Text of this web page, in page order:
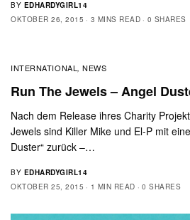
BY EDHARDYGIRL14
OKTOBER 26, 2015
3 MINS READ 0 SHARES
INTERNATIONAL ,NEWS
Run The Jewels – Angel
Nach dem Release ihres Charity
Jewels sind Killer Mike und El-P mit
Duster“ zurück –…
BY EDHARDYGIRL14
OKTOBER 25, 2015
1 MIN READ 0 SHARES